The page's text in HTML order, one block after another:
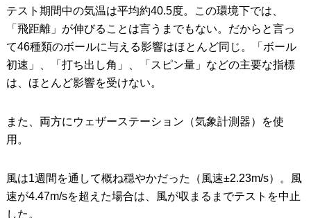
テスト期間中の気温は平均約40.5度。この環境下では、
「飛距離」が伸びることは言うまでもない。だからと言っ
て46種類のボールに与える影響はほとんど同じ。「ボール
初速」、「打ち出し角」、「スピン量」などの主要な指標
は、ほとんど影響を受けない。
また、両方にウェザーステーション（気象計測器）を使
用。
風は1週間を通して概ね穏やかだった（風速±2.23m/s）。風
速が4.47m/sを超えた場合は、風が収まるまでテストを中止
した。